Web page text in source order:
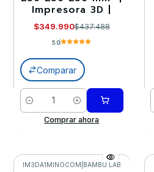
Impresora 3D |
$349.990$437.488
5.0
Comparar
Cantidad
Comprar ahora
IM3DA1MINOCOM BAMBU LAB